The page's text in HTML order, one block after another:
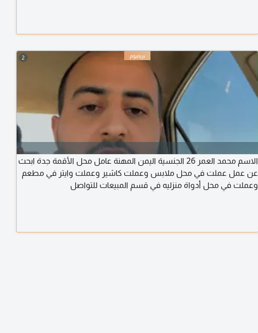
2
الاسم محمد العمر 26 الجنسية اليمن المهنة عامل محل الأقمة جدة ابحث
عن عمل عملت في محل ملابس وعملت كاشير وعملت وايتر في مطعم
وعملت في محل أدواة منزليه في قسم المبيعات للتواصل